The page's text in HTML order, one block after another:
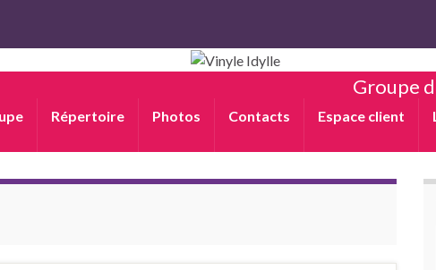
Groupe
Répertoire Photos Contacts Espace client